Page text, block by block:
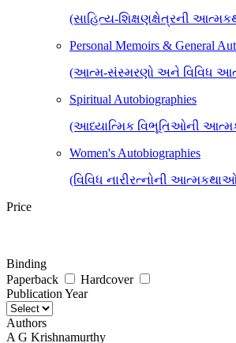
(સાહિત્ય-શિક્ષણક્ષેત્રની
Personal Memoirs & General
(આત્મ-સંસ્મરણો અને વિવિધ
Spiritual Autobiographies
(આધ્યાત્મિક વિભૂતિઓની
Women's Autobiographies
(વિવિધ નારીરત્નોની
Price
Binding
Paperback
Hardcover
Publication Year
Authors
A G Krishnamurthy